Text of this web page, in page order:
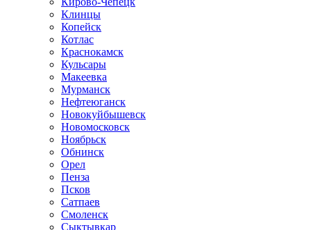
Клинцы
Копейск
Котлас
Краснокамск
Кульсары
Макеевка
Мурманск
Нефтеюганск
Новокуйбышевск
Новомосковск
Ноябрьск
Обнинск
Орел
Пенза
Псков
Сатпаев
Смоленск
Сыктывкар